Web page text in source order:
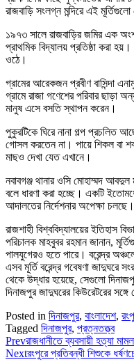
রাজবাড়ি সংলগ্ন মন্দিরে এই মূর্তিগুলো
১৯৭৩ সালে রাজবাড়ির জমির এক অংশ
প্রাথমিক বিদ্যালয় প্রতিষ্ঠা করা
ওঠে।
গ্রামের আরেকজন প্রবীণ বাসিন্দা
গ্রামে রাজা গণেশের পরিবার ছাড়া
মানুষ এসে বসতি স্থাপন করেন।
পুকুরটিকে ঘিরে নানা গল্প
গোসল করতেন না। পায়ে শিকল বা
মাছও দেখা যেত এখানে।
নবাবগঞ্জ থানার ওসি মোহাম্মদ আবদুল
বলে ধারণা করা হচ্ছে। একটি
আদালতের নির্দেশনার অপেক্ষা চলছে।
রাজশাহী বিশ্ববিদ্যালয়ের ইতিহাস
পরিচালক মাহবুবর রহমান জানান,
পালযুগেরও হতে পারে। বরেন্দ্র
এসব মূর্তি বরেন্দ্র গবেষণা জাদুঘরে
থেকে উদ্ধার হয়েছে, সেগুলো
দিনাজপুর জাদুঘরের কিউরেটরের সঙ্গে
Posted in দিনাজপুর, বাংলাদেশ,
Tagged দিনাজপুর, প্রত্নতত্ত্ব
Prevরাজধানীতে ব্যবসায়ী হত্যা
Nextরংপুরে প্রতিবন্ধী শিশুকে